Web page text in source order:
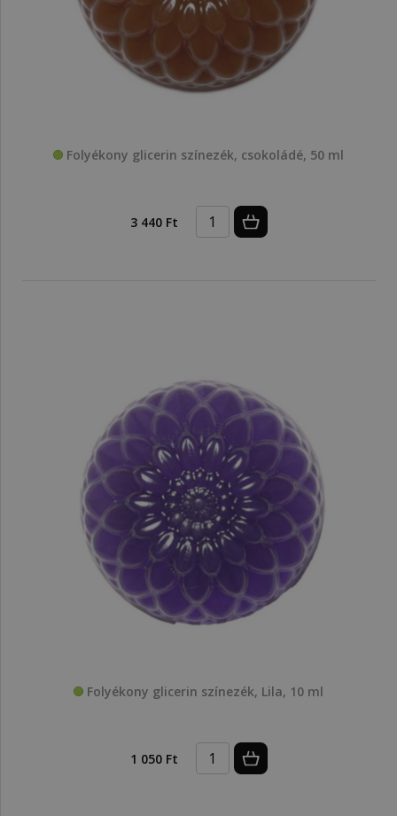
Folyékony glicerin színezék, csokoládé, 50 ml
3 440 Ft
Folyékony glicerin színezék, Lila, 10 ml
1 050 Ft